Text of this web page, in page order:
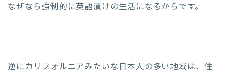
なぜなら強制的に英語漬けの生活になるからです。
逆にカリフォルニアみたいな日本人の多い地域は、住